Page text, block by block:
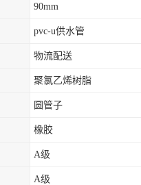
90mm
pvc-u供水管
物流配送
聚氯乙烯树脂
圆管子
橡胶
A级
A级